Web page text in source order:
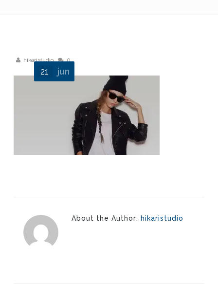
hikaristudio 0
21 jun
About the Author: hikaristudio